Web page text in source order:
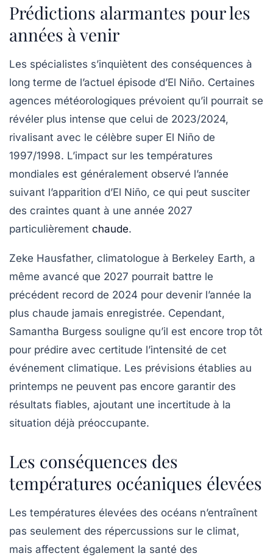
Prédictions alarmantes pour les
années à venir
Les spécialistes s’inquiètent des conséquences à
long terme de l’actuel épisode d’El Niño. Certaines
agences météorologiques prévoient qu’il pourrait se
révéler plus intense que celui de 2023/2024,
rivalisant avec le célèbre super El Niño de
1997/1998. L’impact sur les températures
mondiales est généralement observé l’année
suivant l’apparition d’El Niño, ce qui peut susciter
des craintes quant à une année 2027
particulièrement chaude.
Zeke Hausfather, climatologue à Berkeley Earth, a
même avancé que 2027 pourrait battre le
précédent record de 2024 pour devenir l’année la
plus chaude jamais enregistrée. Cependant,
Samantha Burgess souligne qu’il est encore trop tôt
pour prédire avec certitude l’intensité de cet
événement climatique. Les prévisions établies au
printemps ne peuvent pas encore garantir des
résultats fiables, ajoutant une incertitude à la
situation déjà préoccupante.
Les conséquences des
températures océaniques élevées
Les températures élevées des océans n’entraînent
pas seulement des répercussions sur le climat,
mais affectent également la santé des